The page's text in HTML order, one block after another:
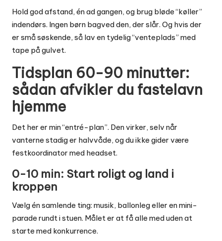
Hold god afstand, én ad gangen, og brug bløde “køller”
indendørs. Ingen børn bagved den, der slår. Og hvis der
er små søskende, så lav en tydelig “venteplads” med
tape på gulvet.
Tidsplan 60-90 minutter:
sådan afvikler du fastelavn
hjemme
Det her er min “entré-plan”. Den virker, selv når
vanterne stadig er halvvåde, og du ikke gider være
festkoordinator med headset.
0-10 min: Start roligt og land i
kroppen
Vælg én samlende ting: musik, ballonleg eller en mini-
parade rundt i stuen. Målet er at få alle med uden at
starte med konkurrence.